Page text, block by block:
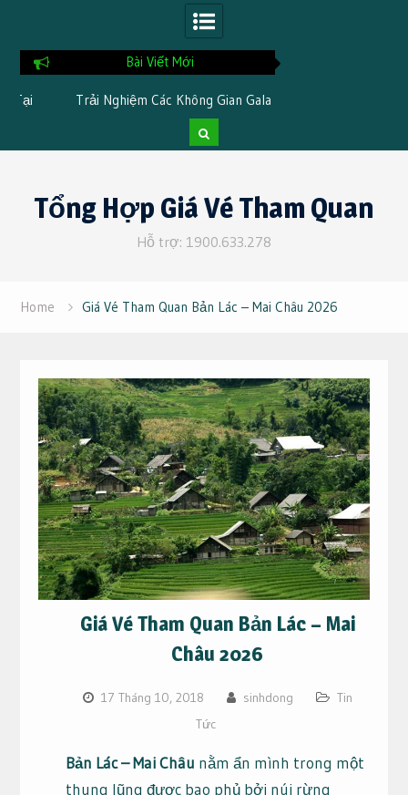
Bài Viết Mới
Trải Nghiệm Các Không Gian Gala
Dinner Đặc Trưng Khi Đi Du Lịch Tại
Cần Thơ 3 Ngày 2 Đêm
contentTổng Hợp Giá Vé Tham Quan
Hỗ trợ: 1900.633.278
Home Giá Vé Tham Quan Bản Lác – Mai Châu 2026
Giá Vé Tham Quan Bản Lác – Mai
Châu 2026
17 Tháng 10, 2018 sinhdong
Tin
Tức
Bản Lác – Mai Châu nằm ẩn mình trong một
thung lũng được bao phủ bởi núi rừng